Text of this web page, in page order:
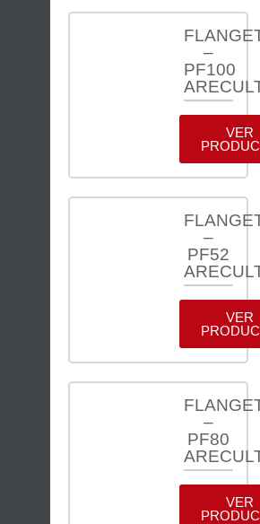
–
PF100
VER
–
PF52
VER
–
PF80
VER